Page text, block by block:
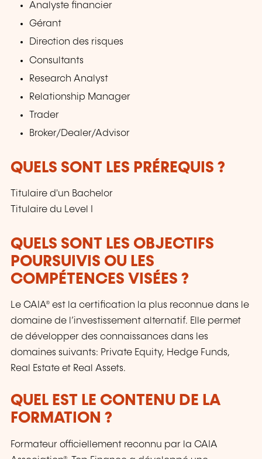
Analyste financier
Gérant
Direction des risques
Consultants
Research Analyst
Relationship Manager
Trader
Broker/Dealer/Advisor
QUELS SONT LES PRÉREQUIS ?
Titulaire d'un Bachelor
Titulaire du Level I
QUELS SONT LES OBJECTIFS
POURSUIVIS OU LES
COMPÉTENCES VISÉES ?
Le CAIA® est la certification la plus reconnue dans le
domaine de l’investissement alternatif. Elle permet
de développer des connaissances dans les
domaines suivants: Private Equity, Hedge Funds,
Real Estate et Real Assets.
QUEL EST LE CONTENU DE LA
FORMATION ?
Formateur officiellement reconnu par la CAIA